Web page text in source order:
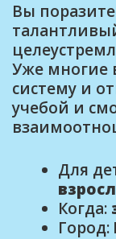
Вы
Уже многие
систему и
учебой и
Для
Когда:
Город: